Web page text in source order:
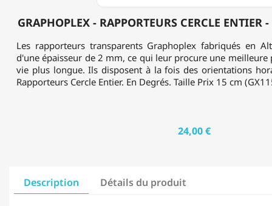
GRAPHOPLEX - RAPPORTEURS CERCLE ENTIER
Les rapporteurs transparents Graphoplex fabriqués en
d'une épaisseur de 2 mm, ce qui leur procure une meilleure
vie plus longue. Ils disposent à la fois des orientations
Rapporteurs Cercle Entier. En Degrés. Taille Prix 15 cm
24,00 €
Description Détails du produit